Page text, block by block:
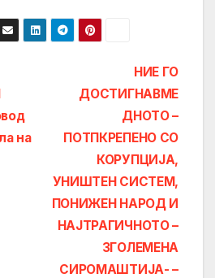
НИЕ ГО
ДОСТИГНАВМЕ
ДНОТО –
ПОТПКРЕПЕНО СО
КОРУПЦИЈА,
УНИШТЕН СИСТЕМ,
ПОНИЖЕН НАРОД И
НАЈТРАГИЧНОТО –
ЗГОЛЕМЕНА
СИРОМАШТИЈА- –
на